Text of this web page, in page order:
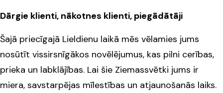
Dārgie klienti, nākotnes klienti, piegādātāji
Šajā priecīgajā Lieldienu laikā mēs vēlamies jums
nosūtīt vissirsnīgākos novēlējumus, kas pilni cerības,
prieka un labklājības. Lai šie Ziemassvētki jums ir
miera, savstarpējas mīlestības un atjaunošanās laiks.